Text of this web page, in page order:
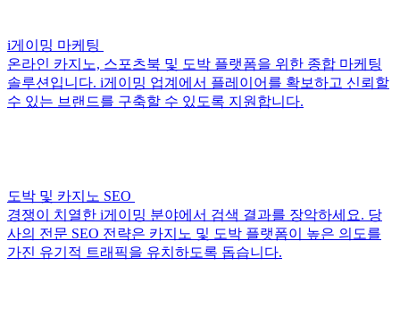
i게이밍 마케팅
온라인 카지노, 스포츠북 및 도박 플랫폼을 위한 종합 마케팅
솔루션입니다. i게이밍 업계에서 플레이어를 확보하고 신뢰할
수 있는 브랜드를 구축할 수 있도록 지원합니다.
도박 및 카지노 SEO
경쟁이 치열한 i게이밍 분야에서 검색 결과를 장악하세요. 당
사의 전문 SEO 전략은 카지노 및 도박 플랫폼이 높은 의도를
가진 유기적 트래픽을 유치하도록 돕습니다.